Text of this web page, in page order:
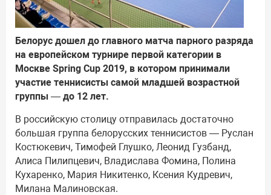
Белорус дошел до главного матча парного разряда
на европейском турнире первой категории в
Москве Spring Cup 2019, в котором принимали
участие теннисисты самой младшей возрастной
группы — до 12 лет.
В российскую столицу отправилась достаточно
большая группа белорусских теннисистов — Руслан
Костюкевич, Тимофей Глушко, Леонид Гузбанд,
Алиса Пилипцевич, Владислава Фомина, Полина
Кухаренко, Мария Никитенко, Ксения Кудревич,
Милана Малиновская.